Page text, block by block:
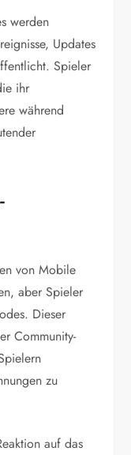
werden
Updates
Spieler
ihr
während
von Mobile
aber Spieler
Dieser
Community-
zu
auf das